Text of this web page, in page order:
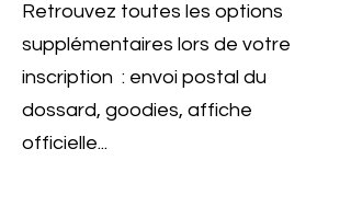
Retrouvez toutes les options
supplémentaires lors de votre
inscription : envoi postal du
dossard, goodies, affiche
officielle...